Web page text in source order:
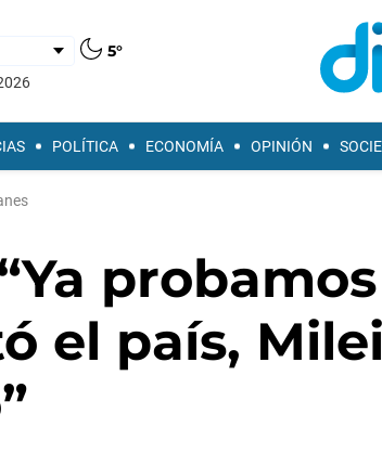
5°
POLÍTICA ECONOMÍA OPINIÓN
el país,